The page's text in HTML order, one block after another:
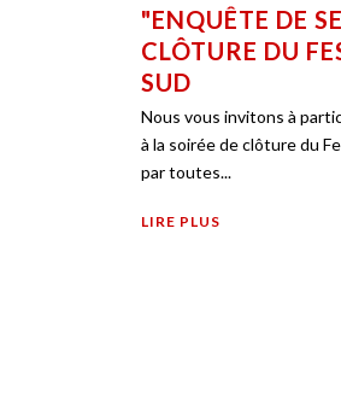
"ENQUÊTE DE
CLÔTURE DU
SUD
Nous vous invitons à
à la soirée de clôture du
par toutes...
LIRE PLUS